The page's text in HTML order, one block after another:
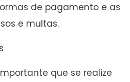
de pagamento e as
e multas.
que se realize